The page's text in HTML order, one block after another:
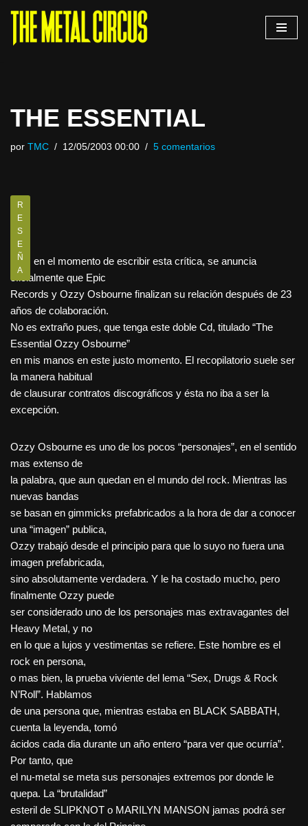
Saltar
THE ESSENTIAL
por TMC 12/05/2003 00:00 5 comentarios
R
E
S
E
Ñ
A
Hoy, en el momento de escribir esta crítica, se anuncia
oficialmente que Epic
Records y Ozzy Osbourne finalizan su relación después de 23
años de colaboración.
No es extraño pues, que tenga este doble Cd, titulado “The
Essential Ozzy Osbourne”
en mis manos en este justo momento. El recopilatorio suele ser
la manera habitual
de clausurar contratos discográficos y ésta no iba a ser la
excepción.
Ozzy Osbourne es uno de los pocos “personajes”, en el sentido
mas extenso de
la palabra, que aun quedan en el mundo del rock. Mientras las
nuevas bandas
se basan en gimmicks prefabricados a la hora de dar a conocer
una “imagen” publica,
Ozzy trabajó desde el principio para que lo suyo no fuera una
imagen prefabricada,
sino absolutamente verdadera. Y le ha costado mucho, pero
finalmente Ozzy puede
ser considerado uno de los personajes mas extravagantes del
Heavy Metal, y no
en lo que a lujos y vestimentas se refiere. Este hombre es el
rock en persona,
o mas bien, la prueba viviente del lema “Sex, Drugs & Rock
N’Roll”. Hablamos
de una persona que, mientras estaba en BLACK SABBATH,
cuenta la leyenda, tomó
ácidos cada dia durante un año entero “para ver que ocurría”.
Por tanto, que
el nu-metal se meta sus personajes extremos por donde le
quepa. La “brutalidad”
esteril de SLIPKNOT o MARILYN MANSON jamas podrá ser